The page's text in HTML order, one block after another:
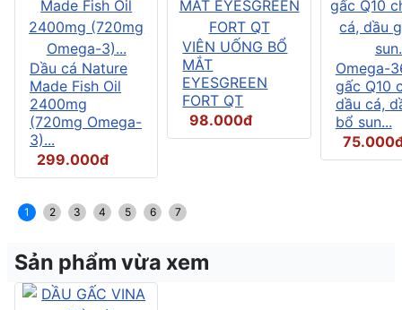
Dầu cá Nature
Made Fish Oil
2400mg
(720mg Omega-
3)...
299.000đ
VIÊN UỐNG BỔ
MẮT
EYESGREEN
FORT QT
98.000đ
Omega-
gấc Q10
dầu cá,
bổ sun...
1 2 3 4 5 6 7
Sản phẩm vừa xem